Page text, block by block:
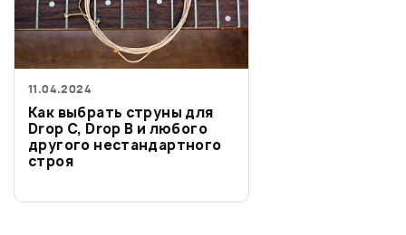
11.04.2024
Как выбрать струны для
Drop C, Drop B и любого
другого нестандартного
строя